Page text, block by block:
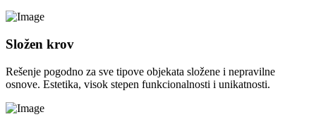
Složen krov
Rešenje pogodno za sve tipove objekata složene i nepravilne
osnove. Estetika, visok stepen funkcionalnosti i unikatnosti.